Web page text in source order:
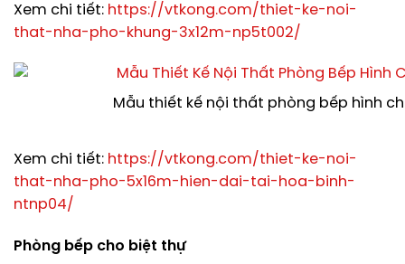
Xem chi tiết: https://vtkong.com/thiet-ke-noi-
that-nha-pho-khung-3x12m-np5t002/
Mẫu thiết kế nội thất phòng bếp hình
Xem chi tiết: https://vtkong.com/thiet-ke-noi-
that-nha-pho-5x16m-hien-dai-tai-hoa-binh-
ntnp04/
Phòng bếp cho biệt thự